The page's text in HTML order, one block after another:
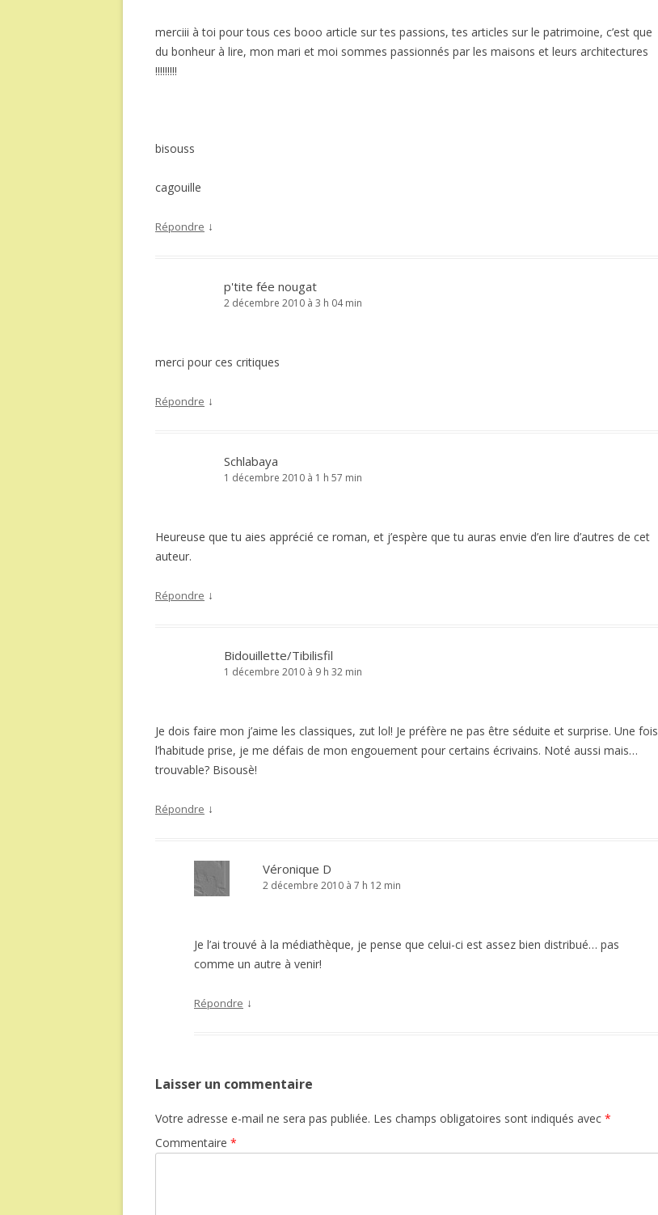
merciii à toi pour tous ces booo article sur tes passions, tes articles sur le patrimoine, c’est que
du bonheur à lire, mon mari et moi sommes passionnés par les maisons et leurs architectures
!!!!!!!!!
bisouss
cagouille
Répondre ↓
p'tite fée nougat
2 décembre 2010 à 3 h 04 min
merci pour ces critiques
Répondre ↓
Schlabaya
1 décembre 2010 à 1 h 57 min
Heureuse que tu aies apprécié ce roman, et j’espère que tu auras envie d’en lire d’autres de cet
auteur.
Répondre ↓
Bidouillette/Tibilisfil
1 décembre 2010 à 9 h 32 min
Je dois faire mon j’aime les classiques, zut lol! Je préfère ne pas être séduite et surprise. Une fois
l’habitude prise, je me défais de mon engouement pour certains écrivains. Noté aussi mais…
trouvable? Bisousè!
Répondre ↓
Véronique D
2 décembre 2010 à 7 h 12 min
Je l’ai trouvé à la médiathèque, je pense que celui-ci est assez bien distribué… pas
comme un autre à venir!
Répondre ↓
Laisser un commentaire
Votre adresse e-mail ne sera pas publiée. Les champs obligatoires sont indiqués avec *
Commentaire *